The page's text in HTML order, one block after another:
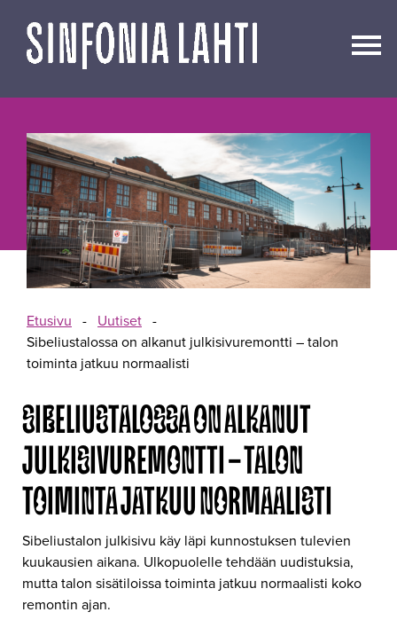
sisältöön
Etusivu - Uutiset -
Sibeliustalossa on alkanut julkisivuremontti – talon
toiminta jatkuu normaalisti
SIBELIUSTALOSSA ON ALKANUT
JULKISIVUREMONTTI – TALON
TOIMINTA JATKUU NORMAALISTI
Sibeliustalon julkisivu käy läpi kunnostuksen tulevien
kuukausien aikana. Ulkopuolelle tehdään uudistuksia,
mutta talon sisätiloissa toiminta jatkuu normaalisti koko
remontin ajan.